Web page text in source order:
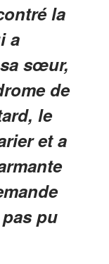
la
a
sœur,
de
le
et a
pu